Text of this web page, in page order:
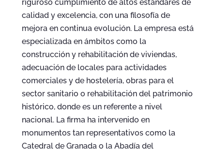
riguroso cumplimiento de altos estándares de
calidad y excelencia, con una filosofía de
mejora en continua evolución. La empresa está
especializada en ámbitos como la
construcción y rehabilitación de viviendas,
adecuación de locales para actividades
comerciales y de hostelería, obras para el
sector sanitario o rehabilitación del patrimonio
histórico, donde es un referente a nivel
nacional. La firma ha intervenido en
monumentos tan representativos como la
Catedral de Granada o la Abadía del